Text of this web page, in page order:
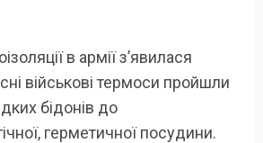
в армії з’явилася
військові термоси пройшли
бідонів до
герметичної посудини.